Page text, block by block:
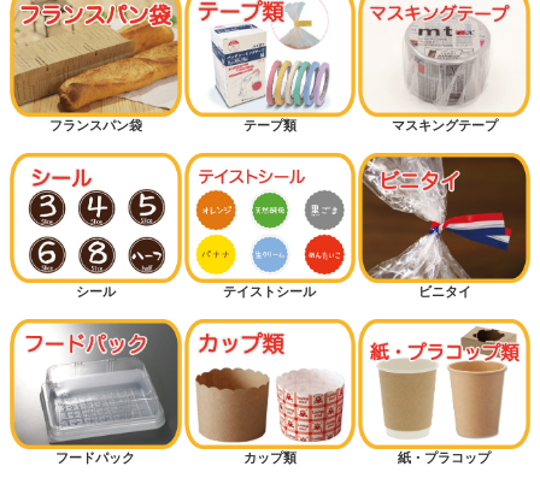
フランスパン袋 テープ類 マスキングテープ
シール テイストシール ビニタイ
フードパック カップ類 紙・プラコップ